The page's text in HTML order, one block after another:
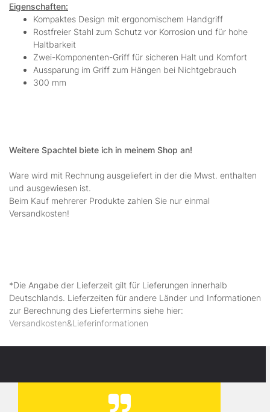
Eigenschaften:
Kompaktes Design mit ergonomischem Handgriff
Rostfreier Stahl zum Schutz vor Korrosion und für hohe
Haltbarkeit
Zwei-Komponenten-Griff für sicheren Halt und Komfort
Aussparung im Griff zum Hängen bei Nichtgebrauch
300 mm
Weitere Spachtel biete ich in meinem Shop an!
Ware wird mit Rechnung ausgeliefert in der die Mwst. enthalten
und ausgewiesen ist.
Beim Kauf mehrerer Produkte zahlen Sie nur einmal
Versandkosten!
*Die Angabe der Lieferzeit gilt für Lieferungen innerhalb
Deutschlands. Lieferzeiten für andere Länder und Informationen
zur Berechnung des Liefertermins siehe hier:
Versandkosten&Lieferinformationen